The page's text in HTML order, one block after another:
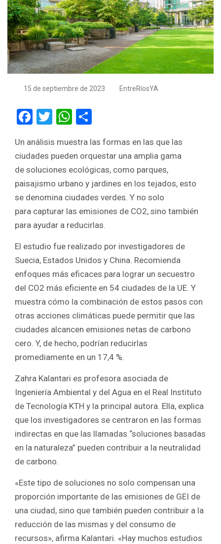
15 de septiembre de 2023 EntreRíosYA
F
ce
b
o
o
k
T
tt
er
W
at
s
A
p
p
ar
e
Un análisis muestra las formas en las que las
ciudades pueden orquestar una amplia gama
de soluciones ecológicas, como parques,
paisajismo urbano y jardines en los tejados, esto
se denomina ciudades verdes. Y no solo
para capturar las emisiones de CO2, sino también
para ayudar a reducirlas.
El estudio fue realizado por investigadores de
Suecia, Estados Unidos y China. Recomienda
enfoques más eficaces para lograr un secuestro
del CO2 más eficiente en 54 ciudades de la UE. Y
muestra cómo la combinación de estos pasos con
otras acciones climáticas puede permitir que las
ciudades alcancen emisiones netas de carbono
cero. Y, de hecho, podrían reducirlas
promediamente en un 17,4 %.
Zahra Kalantari es profesora asociada de
Ingeniería Ambiental y del Agua en el Real Instituto
de Tecnología KTH y la principal autora. Ella, explica
que los investigadores se centraron en las formas
indirectas en que las llamadas “soluciones basadas
en la naturaleza” pueden contribuir a la neutralidad
de carbono.
«Este tipo de soluciones no solo compensan una
proporción importante de las emisiones de GEI de
una ciudad, sino que también pueden contribuir a la
reducción de las mismas y del consumo de
recursos», afirma Kalantari. «Hay muchos estudios